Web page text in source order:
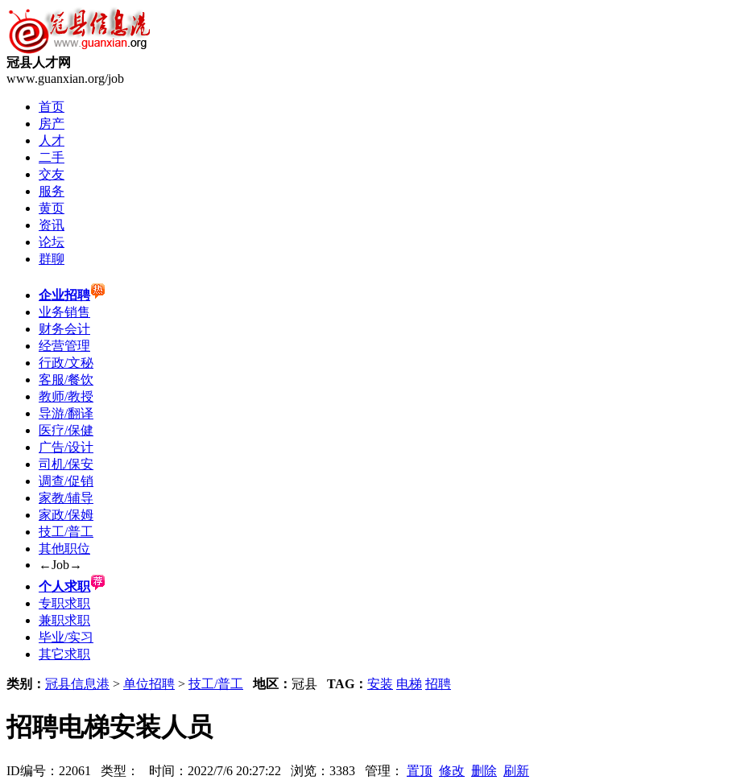
冠县人才网
www.guanxian.org/job
首页
房产
人才
二手
交友
服务
黄页
资讯
论坛
群聊
企业招聘
业务销售
财务会计
经营管理
行政/文秘
客服/餐饮
教师/教授
导游/翻译
医疗/保健
广告/设计
司机/保安
调查/促销
家教/辅导
家政/保姆
技工/普工
其他职位
←Job→
个人求职
专职求职
兼职求职
毕业/实习
其它求职
类别： 冠县信息港 > 单位招聘 > 技工/普工 地区： 冠县 TAG： 安装 电梯 招聘
招聘电梯安装人员
ID编号：22061 类型： 时间：2022/7/6 20:27:22 浏览：3383 管理： 置顶 修改 删除 刷新